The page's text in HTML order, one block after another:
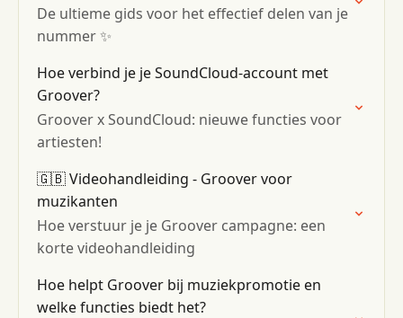
De ultieme gids voor het effectief delen van je
nummer ✨
Hoe verbind je je SoundCloud-account met
Groover?
Groover x SoundCloud: nieuwe functies voor
artiesten!
🇬🇧 Videohandleiding - Groover voor
muzikanten
Hoe verstuur je je Groover campagne: een
korte videohandleiding
Hoe helpt Groover bij muziekpromotie en
welke functies biedt het?